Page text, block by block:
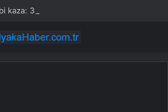
kaza: 35 kişi öldü